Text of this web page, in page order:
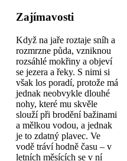
Zajímavosti
Když na jaře roztaje sníh a
rozmrzne půda, vzniknou
rozsáhlé mokřiny a objeví
se jezera a řeky. S nimi si
však los poradí, protože má
jednak neobvykle dlouhé
nohy, které mu skvěle
slouží při brodění bažinami
a mělkou vodou, a jednak
je to zdatný plavec. Ve
vodě tráví hodně času – v
letních měsících se v ní